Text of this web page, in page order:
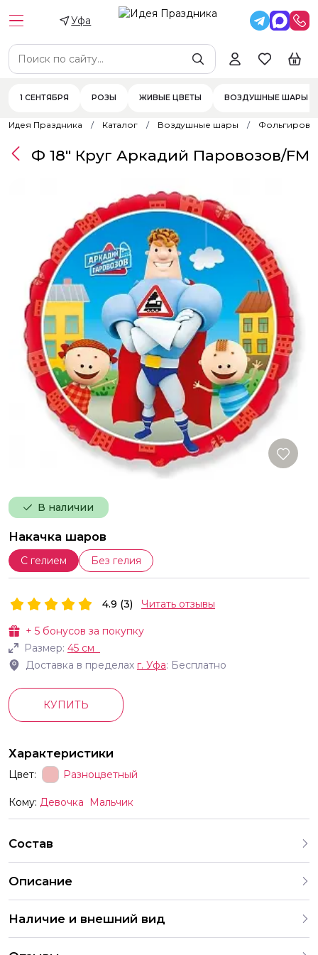
Уфа
1 СЕНТЯБРЯ РОЗЫ ЖИВЫЕ ЦВЕТЫ ВОЗДУШНЫЕ ШАРЫ
Идея Праздника Каталог Воздушные шары
В наличии
Накачка шаров
С гелием Без гелия
Ф 18" Круг Аркадий Паровозов/FM
+ 5 бонусов за покупку
Размер: 45 см
Доставка в пределах г. Уфа: Бесплатно
4.9 (3) Читать отзывы
КУПИТЬ
Характеристики
Цвет: Разноцветный
Кому: Девочка Мальчик
Состав
Описание
Паровозов
Наличие и внешний вид